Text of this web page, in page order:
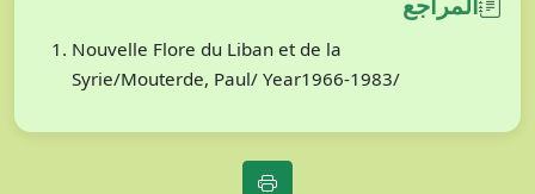
Nouvelle Flore du Liban et de la
Syrie/Mouterde, Paul/ Year1966-1983/